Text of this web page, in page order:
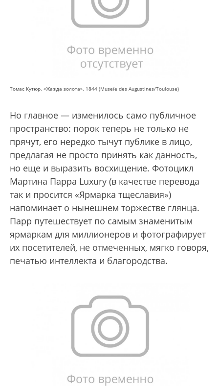
Томас Кутюр. «Жажда золота». 1844 (Museїe des Augustines/Toulouse)
Но главное — изменилось само публичное
пространство: порок теперь не только не
прячут, его нередко тычут публике в лицо,
предлагая не просто принять как данность,
но еще и выразить восхищение. Фотоцикл
Мартина Парра Luxury (в качестве перевода
так и просится «Ярмарка тщеславия»)
напоминает о нынешнем торжестве глянца.
Парр путешествует по самым знаменитым
ярмаркам для миллионеров и фотографирует
их посетителей, не отмеченных, мягко говоря,
печатью интеллекта и благородства.